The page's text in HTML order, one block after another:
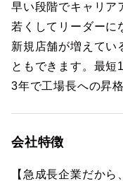
早い段階でキャリア
若くしてリーダーに
新規店舗が増えてい
ともできます。最短
3年で工場長への昇
会社特徴
【急成長企業だから